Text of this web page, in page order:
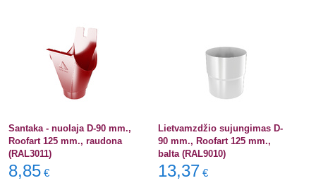
Santaka - nuolaja D-90 mm.,
Roofart 125 mm., raudona
(RAL3011)
8,85 €
Lietvamzdžio sujungimas D-
90 mm., Roofart 125 mm.,
balta (RAL9010)
13,37 €